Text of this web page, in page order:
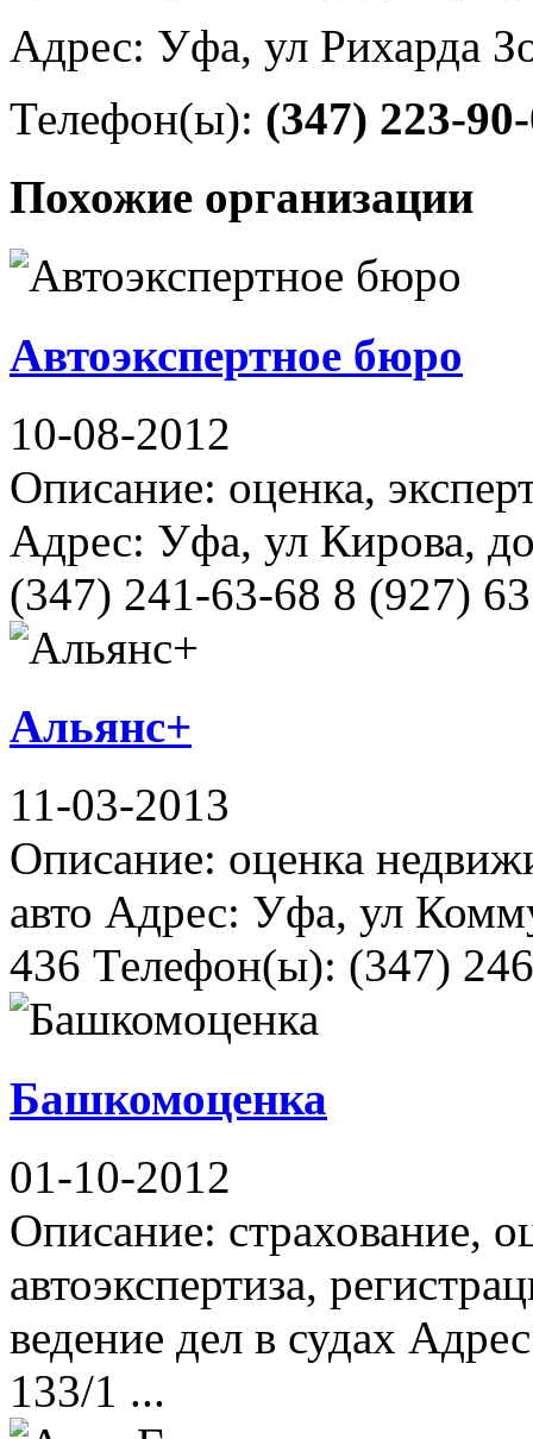
Адрес: Уфа, ул Рихарда
Телефон(ы): (347) 223-
Похожие организации
Автоэкспертное бюро
10-08-2012
Описание: оценка,
Адрес: Уфа, ул Кирова,
(347) 241-63-68 8 (927)
Альянс+
11-03-2013
Описание: оценка
авто Адрес: Уфа, ул
436 Телефон(ы): (347)
Башкомоценка
01-10-2012
Описание: страхование,
автоэкспертиза,
ведение дел в судах
133/1 ...